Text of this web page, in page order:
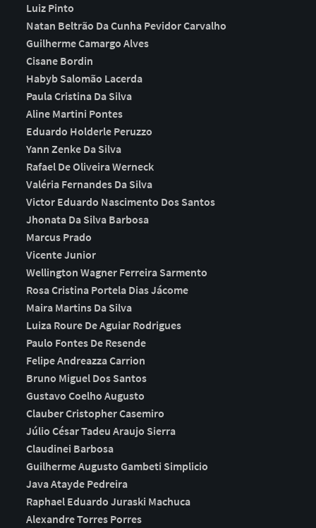
Luiz Pinto
Natan Beltrão Da Cunha Pevidor Carvalho
Guilherme Camargo Alves
Cisane Bordin
Habyb Salomão Lacerda
Paula Cristina Da Silva
Aline Martini Pontes
Eduardo Holderle Peruzzo
Yann Zenke Da Silva
Rafael De Oliveira Werneck
Valéria Fernandes Da Silva
Victor Eduardo Nascimento Dos Santos
Jhonata Da Silva Barbosa
Marcus Prado
Vicente Junior
Wellington Wagner Ferreira Sarmento
Rosa Cristina Portela Dias Jácome
Maira Martins Da Silva
Luiza Roure De Aguiar Rodrigues
Paulo Fontes De Resende
Felipe Andreazza Carrion
Bruno Miguel Dos Santos
Gustavo Coelho Augusto
Clauber Cristopher Casemiro
Júlio César Tadeu Araujo Sierra
Claudinei Barbosa
Guilherme Augusto Gambeti Simplicio
Java Atayde Pedreira
Raphael Eduardo Juraski Machuca
Alexandre Torres Porres